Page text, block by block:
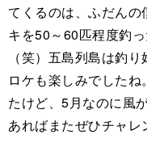
てくるのは、ふだん
キを50～60匹程度釣
（笑）五島列島は釣
ロケも楽しみでした
たけど、5月なのに風
あればまたぜひチャレ